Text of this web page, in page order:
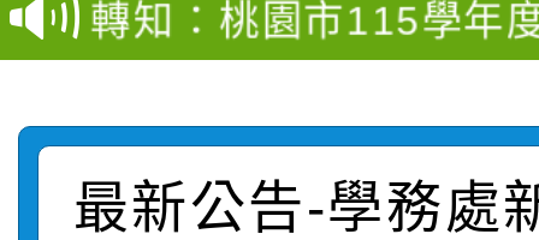
結果(第4招)
結果(第12招)
賽及師生本土語及新住
賽實施要點
轉知：「桃園市115學
比賽實施要點」
轉知：「115年金融知
動辦法」
轉知臺中市政府政風處
最新公告-學務處